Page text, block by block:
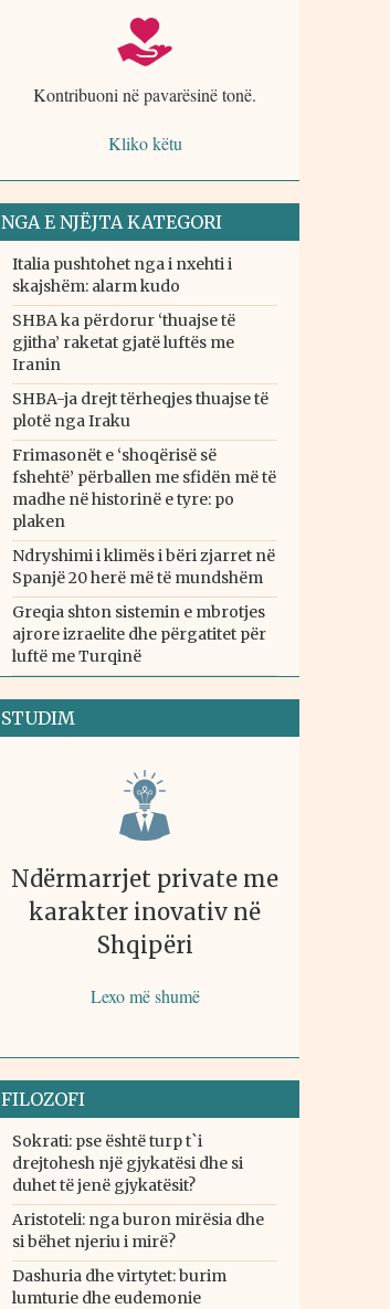
Kontribuoni në pavarësinë tonë.
Kliko këtu
NGA E NJËJTA KATEGORI
Italia pushtohet nga i nxehti i
skajshëm: alarm kudo
SHBA ka përdorur ‘thuajse të
gjitha’ raketat gjatë luftës me
Iranin
SHBA-ja drejt tërheqjes thuajse të
plotë nga Iraku
Frimasonët e ‘shoqërisë së
fshehtë’ përballen me sfidën më të
madhe në historinë e tyre: po
plaken
Ndryshimi i klimës i bëri zjarret në
Spanjë 20 herë më të mundshëm
Greqia shton sistemin e mbrotjes
ajrore izraelite dhe përgatitet për
luftë me Turqinë
STUDIM
Ndërmarrjet private me
karakter inovativ në
Shqipëri
Lexo më shumë
FILOZOFI
Sokrati: pse është turp t`i
drejtohesh një gjykatësi dhe si
duhet të jenë gjykatësit?
Aristoteli: nga buron mirësia dhe
si bëhet njeriu i mirë?
Dashuria dhe virtytet: burim
lumturie dhe eudemonie